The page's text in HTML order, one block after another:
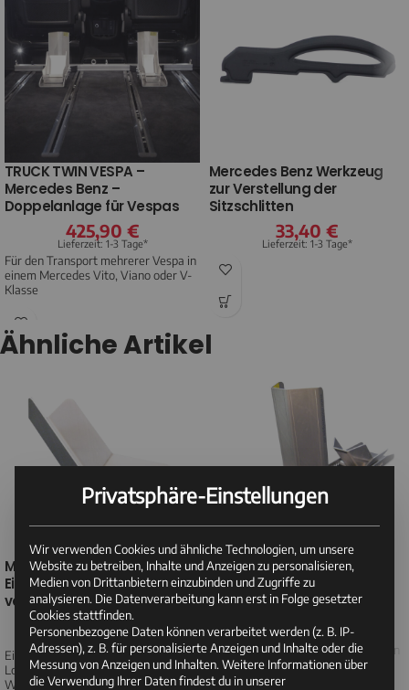
TRUCK TWIN VESPA –
Mercedes Benz –
Doppelanlage für Vespas
425,90 €
Lieferzeit: 1-3 Tage*
Für den Transport mehrerer Vespa in
einem Mercedes Vito, Viano oder V-
Klasse
Mercedes Benz Werkzeug
zur Verstellung der
Sitzschlitten
33,40 €
Lieferzeit: 1-3 Tage*
Ähnliche Artikel
Motowippe UPDATE –
Einbauwippe für
vorhandene Standschiene
69,90€
Lieferzeit: 1-3 Tage*
Einbauwippe mit Grundplatte und
Lochreihe zur Positionierung der
Wippe
VARIO Motorrad
Ab 153,90€
Lieferzeit: 1-3 Tage*
seitlichen Einschieben in fest
montierte Profilschienen. Einmalig in
Deutschland.
Flexibler geht's nicht!
Privatsphäre-Einstellungen
Wir verwenden Cookies und ähnliche Technologien, um unsere
Website zu betreiben, Inhalte und Anzeigen zu personalisieren,
Medien von Drittanbietern einzubinden und Zugriffe zu
analysieren. Die Datenverarbeitung kann erst in Folge gesetzter
Cookies stattfinden.
Personenbezogene Daten können verarbeitet werden (z. B. IP-
Adressen), z. B. für personalisierte Anzeigen und Inhalte oder die
Messung von Anzeigen und Inhalten. Weitere Informationen über
die Verwendung Ihrer Daten findest du in unserer